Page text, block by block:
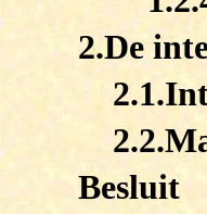
2.De
Besluit